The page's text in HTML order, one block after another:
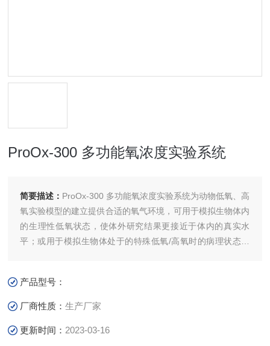
ProOx-300 多功能氧浓度实验系统
简要描述： ProOx-300 多功能氧浓度实验系统为动物低氧、高
氧实验模型的建立提供合适的氧气环境，可用于模拟生物体内
的生理性低氧状态，使体外研究结果更接近于体内的真实水
平；或用于模拟生物体处于的特殊低氧/高氧时的病理状态，
物的呼吸状态。
产品型号：
厂商性质：生产厂家
更新时间： 2023-03-16